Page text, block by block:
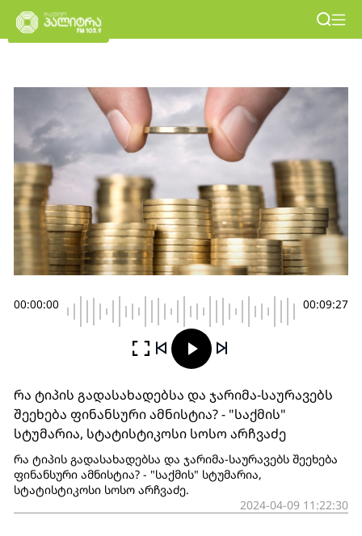
00:00:00 00:09:27
რა ტიპის გადასახადებსა და ჯარიმა-საურავებს
შეეხება ფინანსური ამნისტია? - "საქმის"
სტუმარია, სტატისტიკოსი სოსო არჩვაძე
რა ტიპის გადასახადებსა და ჯარიმა-საურავებს შეეხება
ფინანსური ამნისტია? - "საქმის" სტუმარია,
სტატისტიკოსი სოსო არჩვაძე.
2024-04-09 11:22:30